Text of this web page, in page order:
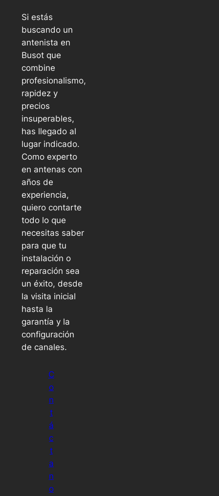
Si estás
buscando un
antenista en
Busot que
combine
profesionalismo,
rapidez y
precios
insuperables,
has llegado al
lugar indicado.
Como experto
en antenas con
años de
experiencia,
quiero contarte
todo lo que
necesitas saber
para que tu
instalación o
reparación sea
un éxito, desde
la visita inicial
hasta la
garantía y la
configuración
de canales.
C
o
n
t
á
c
t
a
n
o